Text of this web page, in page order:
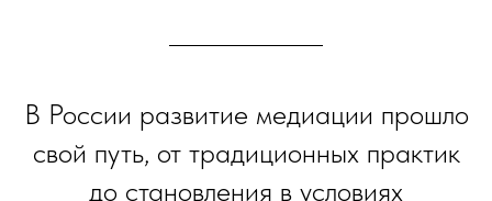
В России развитие медиации прошло
свой путь, от традиционных практик
до становления в условиях